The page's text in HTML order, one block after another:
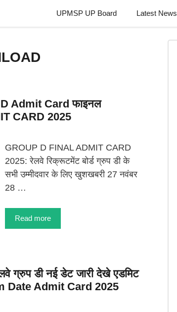
UPMSP UP Board Latest News
Admit Card फाइनल
CARD 2025
GROUP D FINAL ADMIT CARD
2025: रेलवे रिक्रूटमेंट बोर्ड ग्रुप डी के
सभी उम्मीदवार के लिए खुशखबरी 27 नवंबर
28 …
Read more
ग्रुप डी नई डेट जारी देखे एडमिट
Date Admit Card 2025